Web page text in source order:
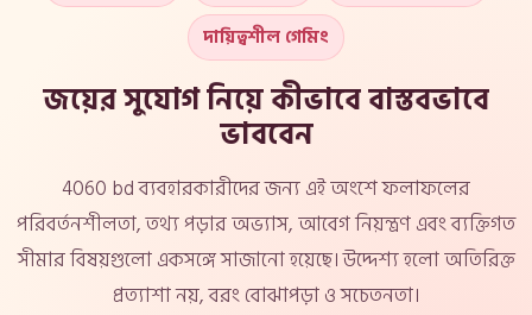
দায়িত্বশীল গেমিং
জয়ের সুযোগ নিয়ে কীভাবে বাস্তবভাবে
ভাববেন
4060 bd ব্যবহারকারীদের জন্য এই অংশে ফলাফলের
পরিবর্তনশীলতা, তথ্য পড়ার অভ্যাস, আবেগ নিয়ন্ত্রণ এবং ব্যক্তিগত
সীমার বিষয়গুলো একসঙ্গে সাজানো হয়েছে। উদ্দেশ্য হলো অতিরিক্ত
প্রত্যাশা নয়, বরং বোঝাপড়া ও সচেতনতা।